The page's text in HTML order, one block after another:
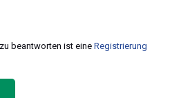
beantworten ist eine Registrierung